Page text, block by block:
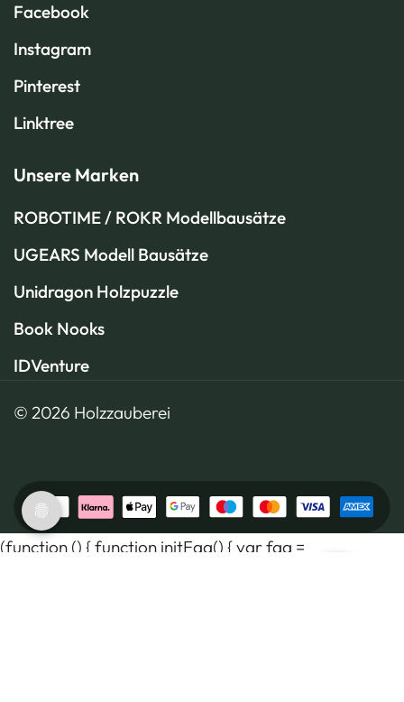
Facebook
Instagram
Pinterest
Linktree
Unsere Marken
ROBOTIME / ROKR Modellbausätze
UGEARS Modell Bausätze
Unidragon Holzpuzzle
Book Nooks
IDVenture
© 2026 Holzzauberei
(function () { function initFaq() { var faq =